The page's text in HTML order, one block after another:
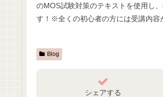
のMOS試験対策のテキストを使用し
す！※全くの初心者の方には受講内容
Blog
シェアする